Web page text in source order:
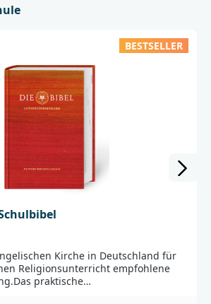
BESTSELLER
Kirche in Deutschland für
Religionsunterricht empfohlene
praktische